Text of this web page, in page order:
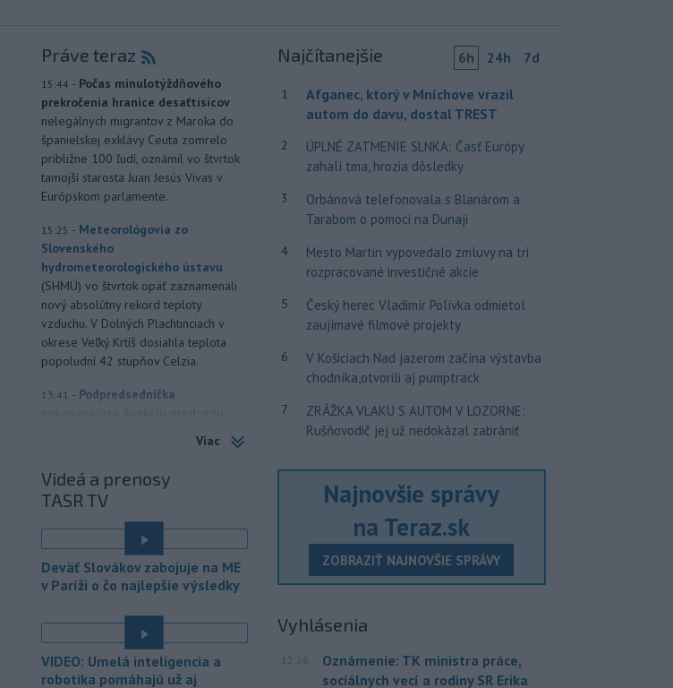
Práve teraz
15:44 - Počas minulotýždňového
prekročenia hranice desaťtisícov
nelegálnych migrantov z Maroka do
španielskej exklávy Ceuta zomrelo
približne 100 ľudí, oznámil vo štvrtok
tamojší starosta Juan Jesús Vivas v
Európskom parlamente.
15:25 - Meteorológovia zo
Slovenského
hydrometeorologického ústavu
(SHMÚ) vo štvrtok opäť zaznamenali
nový absolútny rekord teploty
vzduchu. V Dolných Plachtinciach v
okrese Veľký Krtíš dosiahla teplota
popoludní 42 stupňov Celzia.
13:41 - Podpredsedníčka
zhromaždenia Anikó Hallerová
Nagyová vo štvrtok oznámila, že v
súlade s návrhom poslaneckého klubu
vládnej strany Tisza rozhodne
zákonodarný zbor o novej hlave štátu
13:31 - Európska komisia (EK) sa
pripravuje na možné dôsledky
zatmenia Slnka na výrobu
elektriny v Európskej únii.
13:24 - Vlastníctvo a správa lesov v
Viac
Videá a prenosy
TASR TV
Deväť Slovákov zabojuje na ME
v Paríži o čo najlepšie výsledky
VIDEO: Umelá inteligencia a
robotika pomáhajú už aj
Najčítanejšie 6h 24h 7d
1
Afganec, ktorý v Mníchove vrazil
autom do davu, dostal TREST
2
ÚPLNÉ ZATMENIE SLNKA: Časť Európy
zahalí tma, hrozia dôsledky
3
Orbánová telefonovala s Blanárom a
Tarabom o pomoci na Dunaji
4
Mesto Martin vypovedalo zmluvy na tri
rozpracované investičné akcie
5
Český herec Vladimír Polívka odmietol
zaujímavé filmové projekty
6
V Košiciach Nad jazerom začína výstavba
chodníka,otvorili aj pumptrack
7
ZRÁŽKA VLAKU S AUTOM V LOZORNE:
Rušňovodič jej už nedokázal zabrániť
Najnovšie správy
na Teraz.sk
ZOBRAZIŤ NAJNOVŠIE SPRÁVY
Vyhlásenia
12:26
Oznámenie: TK ministra práce,
sociálnych vecí a rodiny SR Erika